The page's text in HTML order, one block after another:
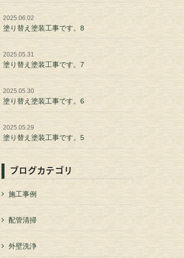
2025.06.02
塗り替え塗装工事です。8
2025.05.31
塗り替え塗装工事です。7
2025.05.30
塗り替え塗装工事です。6
2025.05.29
塗り替え塗装工事です。5
ブログカテゴリ
施工事例
配管清掃
外壁洗浄